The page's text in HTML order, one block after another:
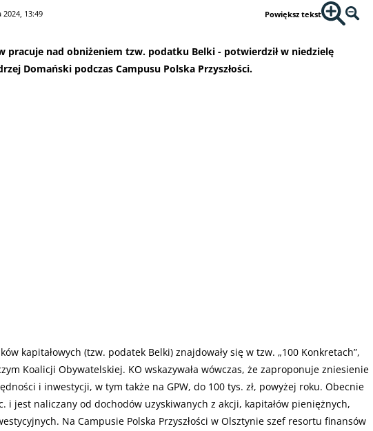
13:49 Powiększ tekst
pracuje nad obniżeniem tzw. podatku Belki - potwierdził w niedzielę
Domański podczas Campusu Polska Przyszłości.
kapitałowych (tzw. podatek Belki) znajdowały się w tzw. „100 Konkretach”,
Koalicji Obywatelskiej. KO wskazywała wówczas, że zaproponuje zniesienie
i inwestycji, w tym także na GPW, do 100 tys. zł, powyżej roku. Obecnie
i jest naliczany od dochodów uzyskiwanych z akcji, kapitałów pieniężnych,
Na Campusie Polska Przyszłości w Olsztynie szef resortu finansów